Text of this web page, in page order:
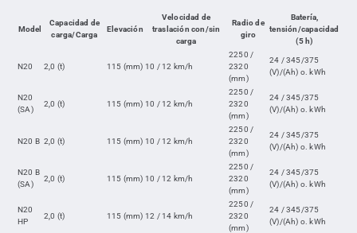
Model
Capacidad de
carga/Carga
Elevación
Velocidad de
traslación con/sin
carga
Radio de
giro
Batería,
tensión/capacidad
(5 h)
N20 2,0 (t) 115 (mm) 10 / 12 km/h
2250 /
2320
(mm)
24 / 345/375
(V)/(Ah) o. kWh
N20
(SA)
2,0 (t) 115 (mm) 10 / 12 km/h
2250 /
2320
(mm)
24 / 345/375
(V)/(Ah) o. kWh
N20 B 2,0 (t) 115 (mm) 10 / 12 km/h
2250 /
2320
(mm)
24 / 345/375
(V)/(Ah) o. kWh
N20 B
(SA)
2,0 (t) 115 (mm) 10 / 12 km/h
2250 /
2320
(mm)
24 / 345/375
(V)/(Ah) o. kWh
N20
HP
2,0 (t) 115 (mm) 12 / 14 km/h
2250 /
2320
(mm)
24 / 345/375
(V)/(Ah) o. kWh